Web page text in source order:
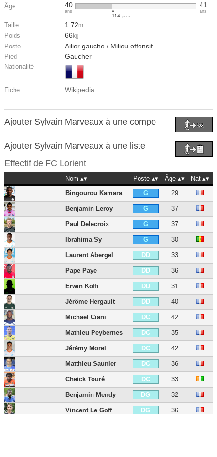
Âge 40
ans
114jours
41
ans
Taille 1.72m
Poids 66 kg
Poste Ailier gauche / Milieu offensif
Pied Gaucher
Nationalité
Fiche Wikipedia
Ajouter Sylvain Marveaux à une compo
Ajouter Sylvain Marveaux à une liste
Effectif de FC Lorient
Nom Poste Âge
Nat
Bingourou Kamara
G 29
Benjamin Leroy G 37
Paul Delecroix G 37
Ibrahima Sy G 30
Laurent Abergel DD 33
Pape Paye DD 36
Erwin Koffi DD 31
Jérôme Hergault DD 40
Michaël Ciani DC 42
Mathieu Peybernes DC 35
Jérémy Morel DC 42
Matthieu Saunier DC 36
Cheick Touré DC 33
Benjamin Mendy DG 32
Vincent Le Goff DG 36